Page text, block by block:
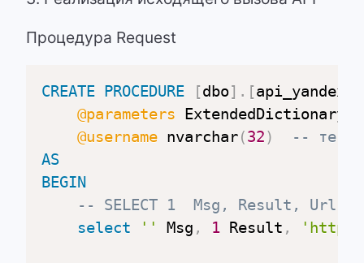
Процедура Request
CREATE PROCEDURE [dbo] . [
@parameters
@username nvarchar(32)
--
AS
BEGIN
-- SELECT 1  Msg, Result, Url
select
'' Msg , 1 Result , 'https://